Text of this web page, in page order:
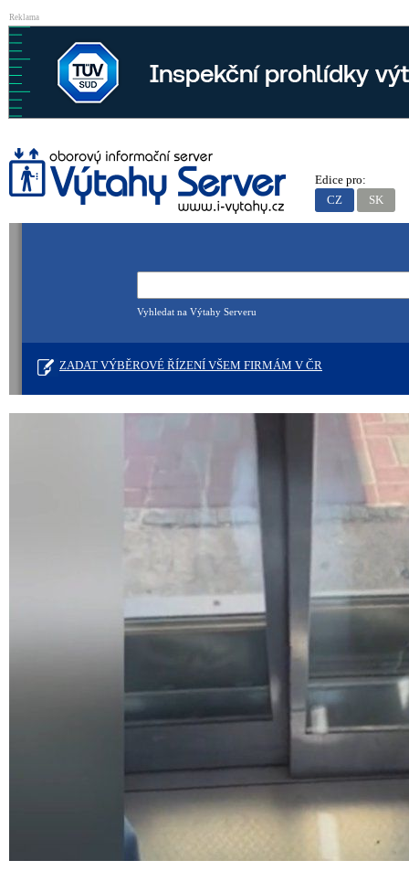
Reklama
Vyhledat na Výtahy Serveru
ZADAT VÝBĚROVÉ ŘÍZENÍ VŠEM FIRMÁM V ČR
Edice pro:
CZ
SK